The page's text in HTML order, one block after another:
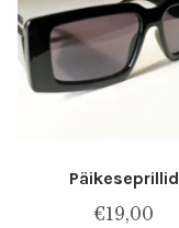
Päikeseprillid
€19,00